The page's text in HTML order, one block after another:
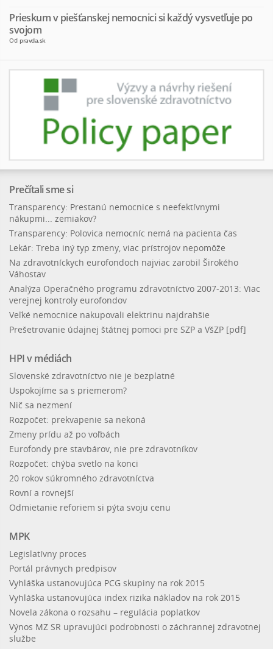
Prieskum v piešťanskej nemocnici si každý vysvetľuje po
svojom
Od pravda.sk
Prečítali sme si
Transparency: Prestanú nemocnice s neefektívnymi
nákupmi... zemiakov?
Transparency: Polovica nemocníc nemá na pacienta čas
Lekár: Treba iný typ zmeny, viac prístrojov nepomôže
Na zdravotníckych eurofondoch najviac zarobil Širokého
Váhostav
Analýza Operačného programu zdravotníctvo 2007-2013: Viac
verejnej kontroly eurofondov
Veľké nemocnice nakupovali elektrinu najdrahšie
Prešetrovanie údajnej štátnej pomoci pre SZP a VšZP [pdf]
HPI v médiách
Slovenské zdravotníctvo nie je bezplatné
Uspokojíme sa s priemerom?
Nič sa nezmení
Rozpočet: prekvapenie sa nekoná
Zmeny prídu až po voľbách
Eurofondy pre stavbárov, nie pre zdravotníkov
Rozpočet: chýba svetlo na konci
20 rokov súkromného zdravotníctva
Rovní a rovnejší
Odmietanie reforiem si pýta svoju cenu
MPK
Legislatívny proces
Portál právnych predpisov
Vyhláška ustanovujúca PCG skupiny na rok 2015
Vyhláška ustanovujúca index rizika nákladov na rok 2015
Novela zákona o rozsahu – regulácia poplatkov
Výnos MZ SR upravujúci podrobnosti o záchrannej zdravotnej
službe